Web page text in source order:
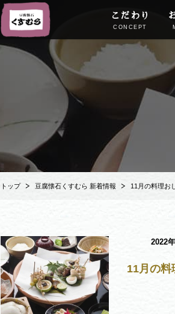
こだわり
CONCEPT
トップ 豆腐懐石くすむら 新着情報 11月の料理お
2022
11月の料